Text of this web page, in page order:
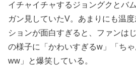
イチャイチャするジョングクとバ
ガン見していたV。あまりにも温
ションが面白すぎると、ファンは
の様子に「かわいすぎるw」「ち
ww」と爆笑している。